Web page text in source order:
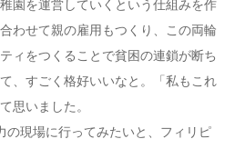
園を運営していくという仕組みを作
わせて親の雇用もつくり、この両輪
ィをつくることで貧困の連鎖が断ち
、すごく格好いいなと。「私もこれ
思いました。
の現場に行ってみたいと、フィリピ